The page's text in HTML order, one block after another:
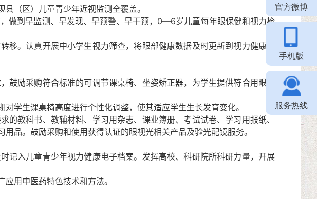
（区）儿童青少年近视监测全覆盖。
到早监测、早发现、早预警、早干预，0—6岁儿童每年眼保健和视力检
。认真开展中小学生视力筛查，将眼部健康数据及时更新到视力健康电
励采购符合标准的可调节课桌椅、坐姿矫正器，为学生提供符合用眼卫
生课桌椅高度进行个性化调整，使其适应学生生长发育变化。
教科书、教辅材料、学习用杂志、课业簿册、考试试卷、学习用报纸、
品。鼓励采购和使用获得认证的眼视光相关产品及验光配镜服务。
入儿童青少年视力健康电子档案。发挥高校、科研院所科研力量，开展
用中医药特色技术和方法。
官方微博
手机版
服务热线